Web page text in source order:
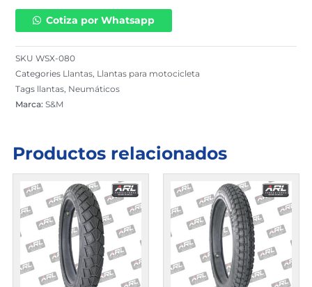
y
moto
(WSX
-
080)
medida
18)
Aro
(17/18)
cantidad
Cotiza por Whatsapp
SKUWSX-080
Categories Llantas, Llantas para motocicleta
Tags llantas, Neumáticos
Marca:S&M
Productos relacionados